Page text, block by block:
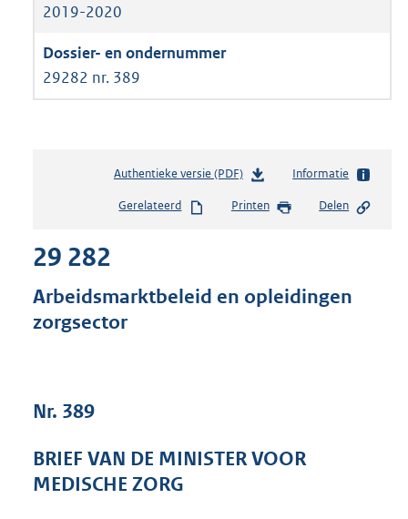
2019-2020
29282 nr. 389
Authentieke versie (PDF)b
s
s
:
Informatie
Gerelateerd Printen Delen
29 282
Arbeidsmarktbeleid en opleidingen
zorgsector
Nr. 389
BRIEF VAN DE MINISTER VOOR
MEDISCHE ZORG